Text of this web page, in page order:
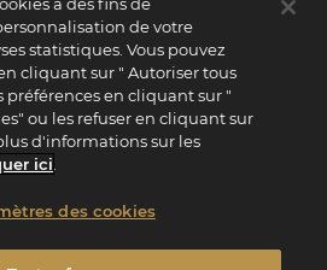
Note d'information
est attribué par B Lab, une organisation privée à
qui, comme la nôtre, ont réalisé avec succès le B
répondent aux exigences de B Lab en matière de
de responsabilité et de transparence. Il
un organisme d’évaluation de la conformité au sens
ni un organisme de normalisation national,
normalisation, et ils ne sont pas ratifiés par des
de votre
statistiques. Vous pouvez
cliquant sur " Autoriser tous
préférences en cliquant sur "
ou les refuser en cliquant sur
d'informations sur les
ici
des cookies